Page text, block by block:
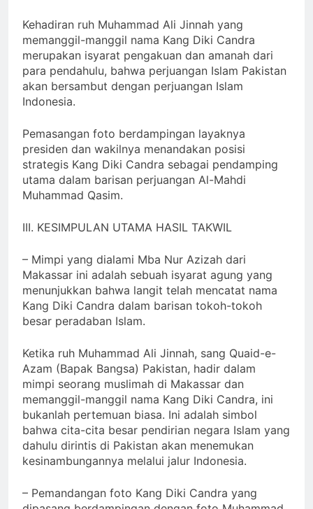
Kehadiran ruh Muhammad Ali Jinnah yang
memanggil-manggil nama Kang Diki Candra
merupakan isyarat pengakuan dan amanah dari
para pendahulu, bahwa perjuangan Islam Pakistan
akan bersambut dengan perjuangan Islam
Indonesia.
Pemasangan foto berdampingan layaknya
presiden dan wakilnya menandakan posisi
strategis Kang Diki Candra sebagai pendamping
utama dalam barisan perjuangan Al-Mahdi
Muhammad Qasim.
III. KESIMPULAN UTAMA HASIL TAKWIL
– Mimpi yang dialami Mba Nur Azizah dari
Makassar ini adalah sebuah isyarat agung yang
menunjukkan bahwa langit telah mencatat nama
Kang Diki Candra dalam barisan tokoh-tokoh
besar peradaban Islam.
Ketika ruh Muhammad Ali Jinnah, sang Quaid-e-
Azam (Bapak Bangsa) Pakistan, hadir dalam
mimpi seorang muslimah di Makassar dan
memanggil-manggil nama Kang Diki Candra, ini
bukanlah pertemuan biasa. Ini adalah simbol
bahwa cita-cita besar pendirian negara Islam yang
dahulu dirintis di Pakistan akan menemukan
kesinambungannya melalui jalur Indonesia.
– Pemandangan foto Kang Diki Candra yang